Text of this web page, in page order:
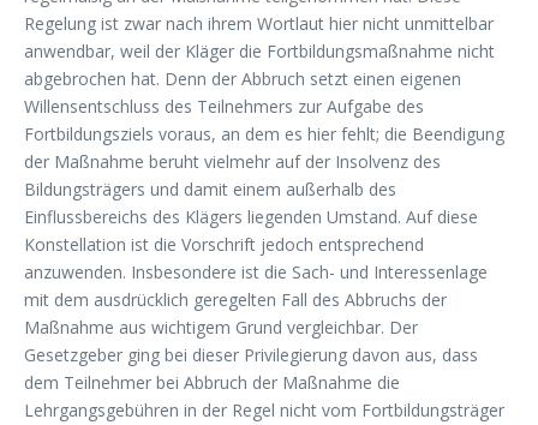
Regelung ist zwar nach ihrem Wortlaut hier nicht unmittelbar
anwendbar, weil der Kläger die Fortbildungsmaßnahme nicht
abgebrochen hat. Denn der Abbruch setzt einen eigenen
Willensentschluss des Teilnehmers zur Aufgabe des
Fortbildungsziels voraus, an dem es hier fehlt; die Beendigung
der Maßnahme beruht vielmehr auf der Insolvenz des
Bildungsträgers und damit einem außerhalb des
Einflussbereichs des Klägers liegenden Umstand. Auf diese
Konstellation ist die Vorschrift jedoch entsprechend
anzuwenden. Insbesondere ist die Sach- und Interessenlage
mit dem ausdrücklich geregelten Fall des Abbruchs der
Maßnahme aus wichtigem Grund vergleichbar. Der
Gesetzgeber ging bei dieser Privilegierung davon aus, dass
dem Teilnehmer bei Abbruch der Maßnahme die
Lehrgangsgebühren in der Regel nicht vom Fortbildungsträger